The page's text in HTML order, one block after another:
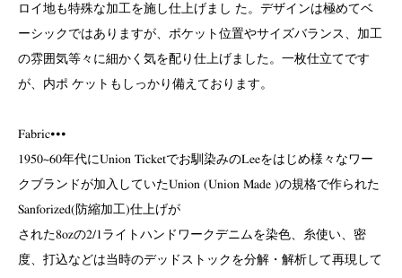
ロイ地も特殊な加工を施し仕上げまし た。デザインは極めてベ
ーシックではありますが、ポケット位置やサイズバランス、加工
の雰囲気等々に細かく気を配り仕上げました。一枚仕立てです
が、内ポ ケットもしっかり備えております。
Fabric•••
1950~60年代にUnion Ticketでお馴染みのLeeをはじめ様々なワー
クブランドが加入していたUnion (Union Made )の規格で作られた
Sanforized(防縮加工)仕上げが
された8ozの2/1ライトハンドワークデニムを染色、糸使い、密
度、打込などは当時のデッドストックを分解・解析して再現して